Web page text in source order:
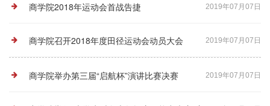
2019年07月07日
商学院2018年运动会首战告捷
2019年07月07日
商学院召开2018年度田径运动会动员大会
2019年07月07日
商学院举办第三届“启航杯”演讲比赛决赛